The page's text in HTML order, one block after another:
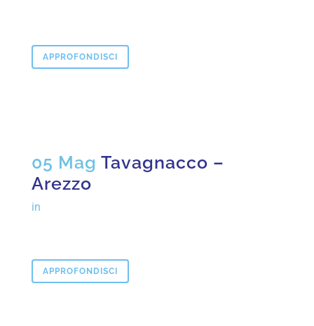
APPROFONDISCI
05 Mag Tavagnacco –
Arezzo
in
APPROFONDISCI